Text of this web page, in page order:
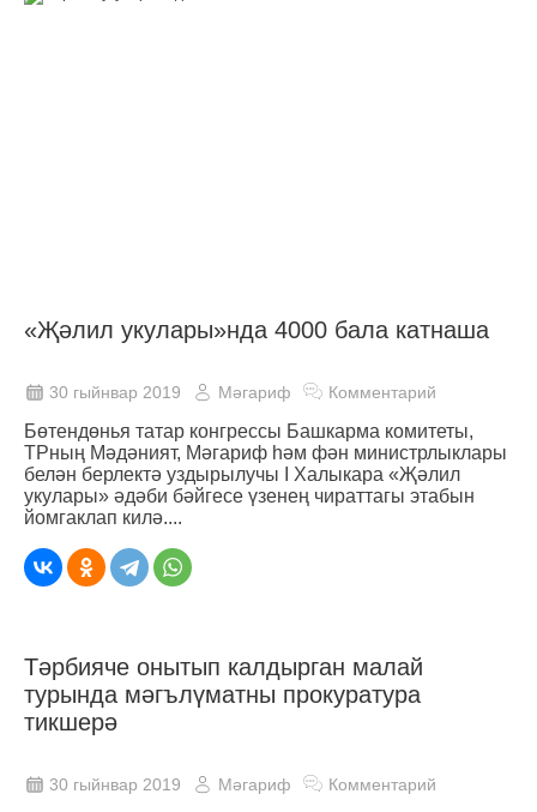
«Җәлил укулары»нда 4000 бала катнаша
30 гыйнвар 2019 Мәгариф Комментарий
Бөтендөнья татар конгрессы Башкарма комитеты,
ТРның Мәдәният, Мәгариф һәм фән министрлыклары
белән берлектә уздырылучы I Халыкара «Җәлил
укулары» әдәби бәйгесе үзенең чираттагы этабын
йомгаклап килә....
Тәрбияче онытып калдырган малай
турында мәгълүматны прокуратура
тикшерә
30 гыйнвар 2019 Мәгариф Комментарий